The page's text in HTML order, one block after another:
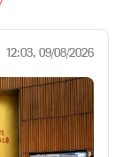
12:03, 09/08/2026